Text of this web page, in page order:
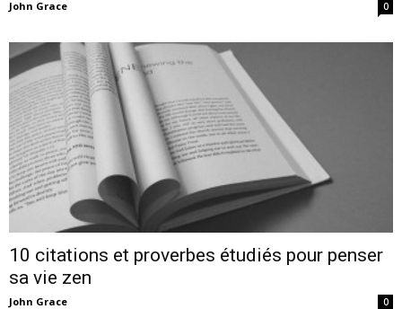
John Grace 0
10 citations et proverbes étudiés pour penser
sa vie zen
John Grace 0